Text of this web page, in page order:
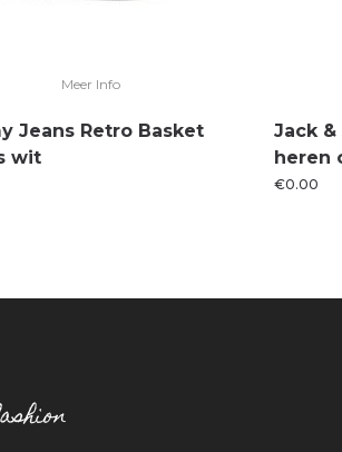
Meer Info
Jeans Retro Basket
wit
Jack
heren
€0.00